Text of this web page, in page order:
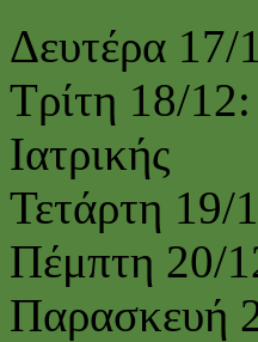
Δευτέρα 17/
Τρίτη 18/
Ιατρικής
Τετάρτη 19/
Πέμπτη 20/
Παρασκευή